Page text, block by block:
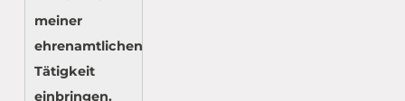
meiner
ehrenamtlichen
Tätigkeit
einbringen.